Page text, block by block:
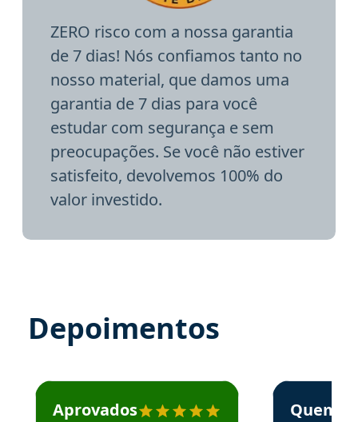
ZERO risco com a nossa garantia
de 7 dias! Nós confiamos tanto no
nosso material, que damos uma
garantia de 7 dias para você
estudar com segurança e sem
preocupações. Se você não estiver
satisfeito, devolvemos 100% do
valor investido.
Depoimentos
Estudante José recomenda o Aprova Concursos em
Aprovados
Estudante
Quem